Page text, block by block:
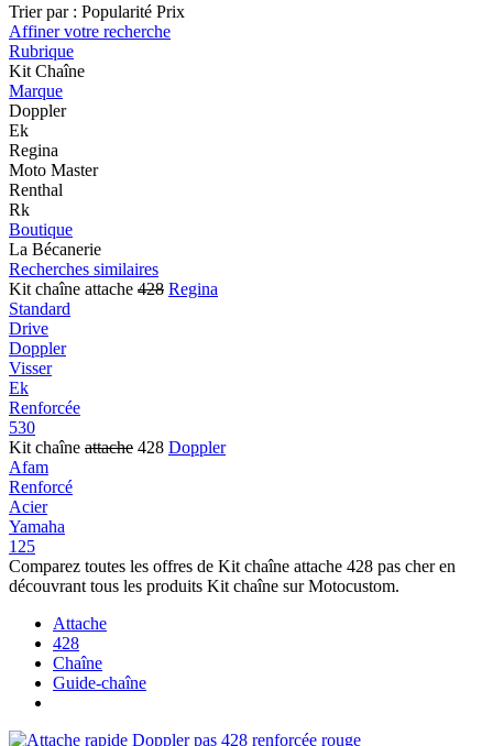
Trier par : Popularité Prix
Affiner votre recherche
Rubrique
Kit Chaîne
Marque
Doppler
Ek
Regina
Moto Master
Renthal
Rk
Boutique
La Bécanerie
Recherches similaires
Kit chaîne attache 428 Regina
Standard
Drive
Doppler
Visser
Ek
Renforcée
530
Kit chaîne attache 428 Doppler
Afam
Renforcé
Acier
Yamaha
125
Comparez toutes les offres de Kit chaîne attache 428 pas cher en
découvrant tous les produits Kit chaîne sur Motocustom.
Attache
428
Chaîne
Guide-chaîne